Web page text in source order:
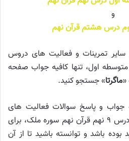
و
درس هشتم قرآن نهم
سایر تمرینات و فعالیت های دروس
اول، تنها کافیه جواب صفحه
«ماگرتا» جستجو کنید.
جواب و پاسخ سوالات فعالیت های
صفحه ۹۴ و ۹۵ جلسه دوم درس ۹ نهم قرآن نهم سوره ملک، برای
باشد و توانسته باشید تا از آن